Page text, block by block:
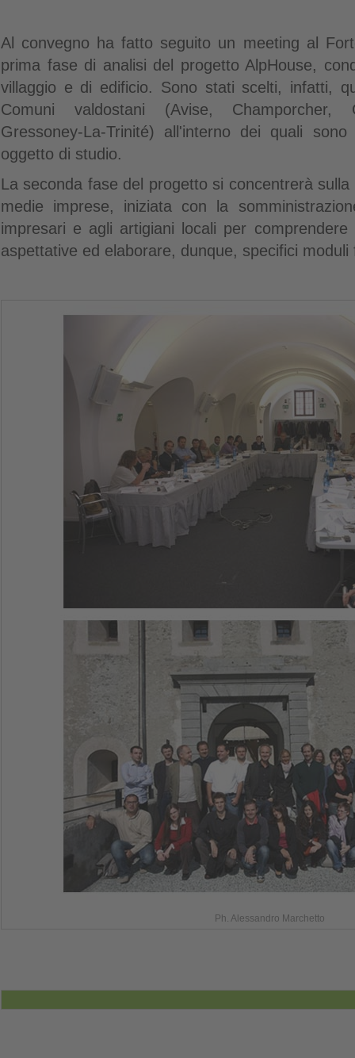
Al convegno ha fatto seguito un meeting al
prima fase di analisi del progetto AlpHouse,
villaggio e di edificio. Sono stati scelti, infatti,
Comuni valdostani (Avise, Champorcher,
Gressoney-La-Trinité) all'interno dei quali
oggetto di studio.
La seconda fase del progetto si concentrerà
medie imprese, iniziata con la
impresari e agli artigiani locali per
aspettative ed elaborare, dunque, specifici moduli
Ph. Alessandro Marchetto